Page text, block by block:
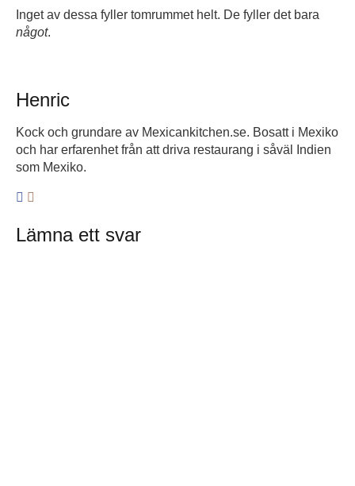
Inget av dessa fyller tomrummet helt. De fyller det bara
något.
Henric
Kock och grundare av Mexicankitchen.se. Bosatt i Mexiko
och har erfarenhet från att driva restaurang i såväl Indien
som Mexiko.
Lämna ett svar